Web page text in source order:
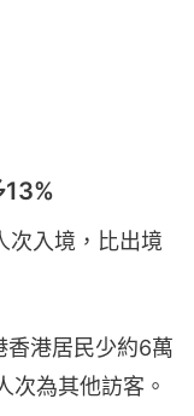
次入境，比出境
香港居民少約6萬
次為其他訪客。